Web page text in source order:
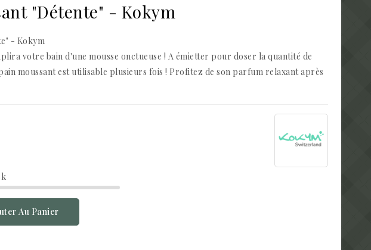
"Détente" - Kokym
- Kokym
votre bain d'une mousse onctueuse ! A émietter pour doser la quantité de
moussant est utilisable plusieurs fois ! Profitez de son parfum relaxant après
Au Panier